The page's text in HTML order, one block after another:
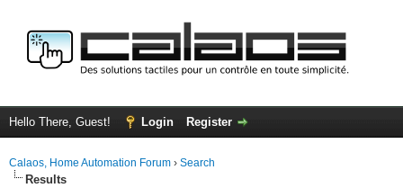
Hello There, Guest! Login Register
Calaos, Home Automation Forum › Search
Results